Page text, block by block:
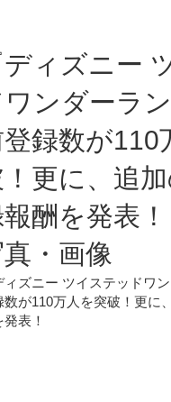
ディズニー
ワンダーラ
録数が110
更に、追
酬を発表
・画像
ィズニー ツイステッドワ
数が110万人を突破！更に
表！